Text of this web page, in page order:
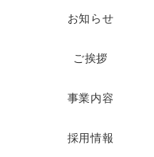
お知らせ
ご挨拶
事業内容
採用情報